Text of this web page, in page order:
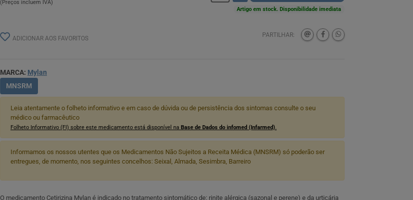
(Preços incluem IVA)
Artigo em stock. Disponibilidade imediata
ADICIONAR AOS FAVORITOS PARTILHAR:
MARCA: Mylan
MNSRM
Leia atentamente o folheto informativo e em caso de dúvida ou de persistência dos sintomas consulte o seu
médico ou farmacêutico
Folheto Informativo (FI) sobre este medicamento está disponível na Base de Dados do infomed (Infarmed)
Informamos os nossos utentes que os Medicamentos Não Sujeitos a Receita Médica (MNSRM) só poderão ser
entregues, de momento, nos seguintes concelhos: Seixal, Almada, Sesimbra, Barreiro
O medicamento Cetirizina Mylan é indicado no tratamento sintomático de: rinite alérgica (sazonal e perene) e da urticária